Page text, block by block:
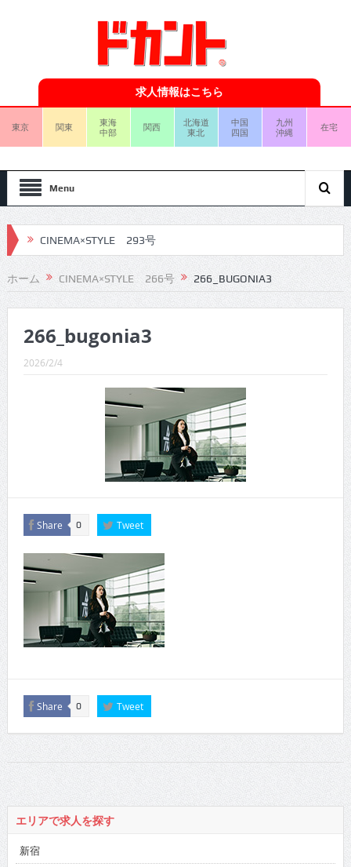
求人情報はこちら
東京 関東
東海
中部
関西
北海道
東北
中国
四国
九州
沖縄
在宅
Menu
CINEMA×STYLE 293号
CINEMA×STYLE 292号
CINEMA×STYLE 291号
CINEMA×STYLE 290号
CINEMA×STYLE 289号
CINEMA×STYLE 288号
CINEMA×STYLE 287号
CINEMA×STYLE 286号
CINEMA×STYLE 285号
ホーム CINEMA×STYLE 266号 266_BUGONIA3
266_bugonia3
2026/2/4
Share 0 Tweet
Share 0 Tweet
エリアで求人を探す
新宿